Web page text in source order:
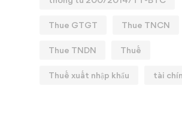
Thue GTGT Thue TNCN
Thue TNDN Thuế
Thuế xuất nhập khẩu tài